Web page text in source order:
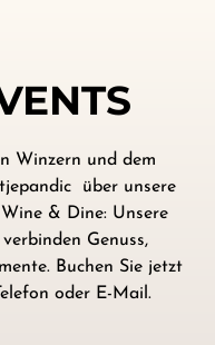
Winzern und dem
über unsere
& Dine: Unsere
Genuss,
Buchen Sie jetzt
oder E-Mail.